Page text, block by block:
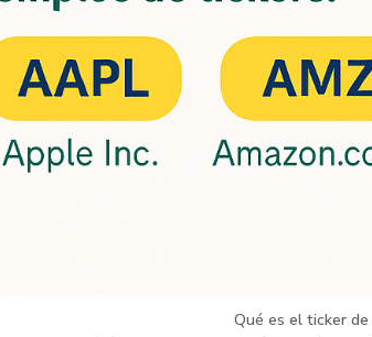
Qué es el ticker